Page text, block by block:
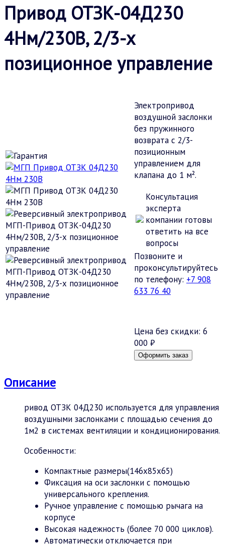
Привод ОТЗК-04Д230
4Нм/230В, 2/3-х
позиционное управление
Электропривод
воздушной заслонки
без пружинного
возврата с 2/3-
позиционным
управлением для
клапана до 1 м².
Консультация
эксперта
компании готовы
ответить на все
вопросы
Позвоните и
проконсультируйтесь
по телефону: +7 908
633 76 40
Цена без скидки: 6
000 ₽
Описание
ривод ОТЗК 04Д230 используется для управления
воздушными заслонками с площадью сечения до
1м2 в системах вентиляции и кондиционирования.
Особенности:
Компактные размеры(146х85х65)
Фиксация на оси заслонки с помощью
универсального крепления.
Ручное управление с помощью рычага на
корпусе
Высокая надежность (более 70 000 циклов).
Автоматически отключается при